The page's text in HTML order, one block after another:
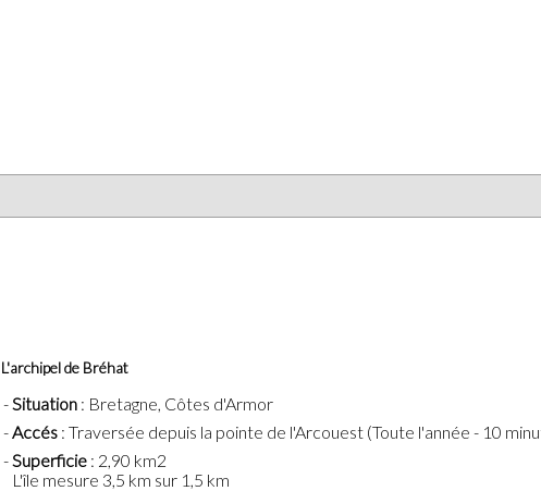
L'archipel de Bréhat
Situation: Bretagne, Côtes d'Armor
Accés: Traversée depuis la pointe de l'Arcouest (Toute l'année - 10
Superficie: 2,90 km2
L'île mesure 3,5 km sur 1,5 km